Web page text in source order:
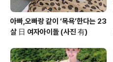
아빠,오빠랑 같이 ‘목욕’한다는 23
살 日 여자아이돌 (사진 有)